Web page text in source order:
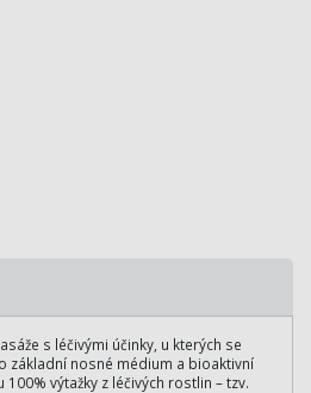
s léčivými účinky, u kterých se
základní nosné médium a bioaktivní
výtažky z léčivých rostlin – tzv.